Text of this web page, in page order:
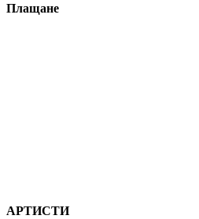
Плащане
АРТИСТИ